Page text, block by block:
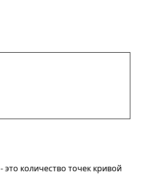
- это количество точек кривой